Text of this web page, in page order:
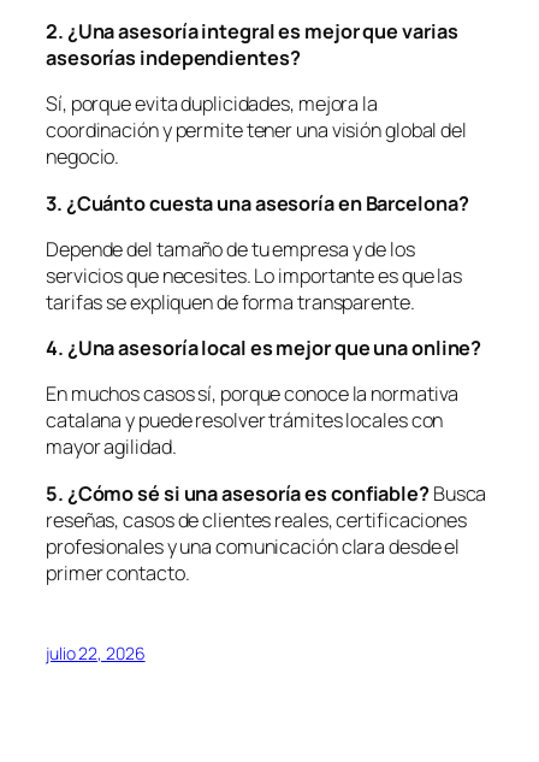
2. ¿Una asesoría integral es mejor que varias
asesorías independientes?
Sí, porque evita duplicidades, mejora la
coordinación y permite tener una visión global del
negocio.
3. ¿Cuánto cuesta una asesoría en Barcelona?
Depende del tamaño de tu empresa y de los
servicios que necesites. Lo importante es que las
tarifas se expliquen de forma transparente.
4. ¿Una asesoría local es mejor que una online?
En muchos casos sí, porque conoce la normativa
catalana y puede resolver trámites locales con
mayor agilidad.
5. ¿Cómo sési una asesoría es confiable?Busca
reseñas, casos de clientes reales, certificaciones
profesionales y una comunicación clara desde el
primer contacto.
julio 22, 2026